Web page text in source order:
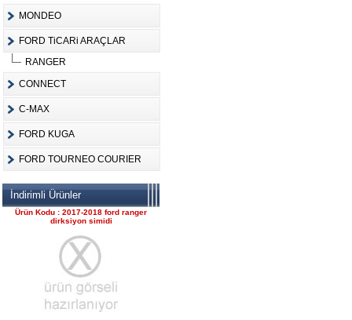
MONDEO
FORD TiCARi ARAÇLAR
RANGER
CONNECT
C-MAX
FORD KUGA
FORD TOURNEO COURIER
İndirimli Ürünler
FORD CONNECT ÇIKMA
ÇELİK JANT CANT
komple motor
2017-2018 ford ranger 2.2
komple motor
Ürün Kodu : 2017-2018 ford ranger
dirksiyon simidi